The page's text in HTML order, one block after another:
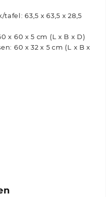
63,5 x 63,5 x 28,5
x 60 x 5 cm (L x B x D)
60 x 32 x 5 cm (L x B x